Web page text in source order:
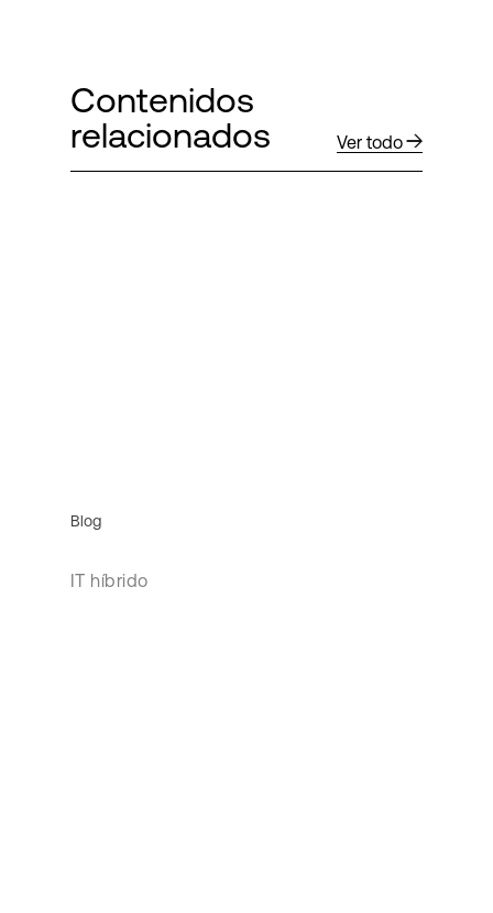
Contenidos
relacionados
Ver todo
Blog
IT híbrido